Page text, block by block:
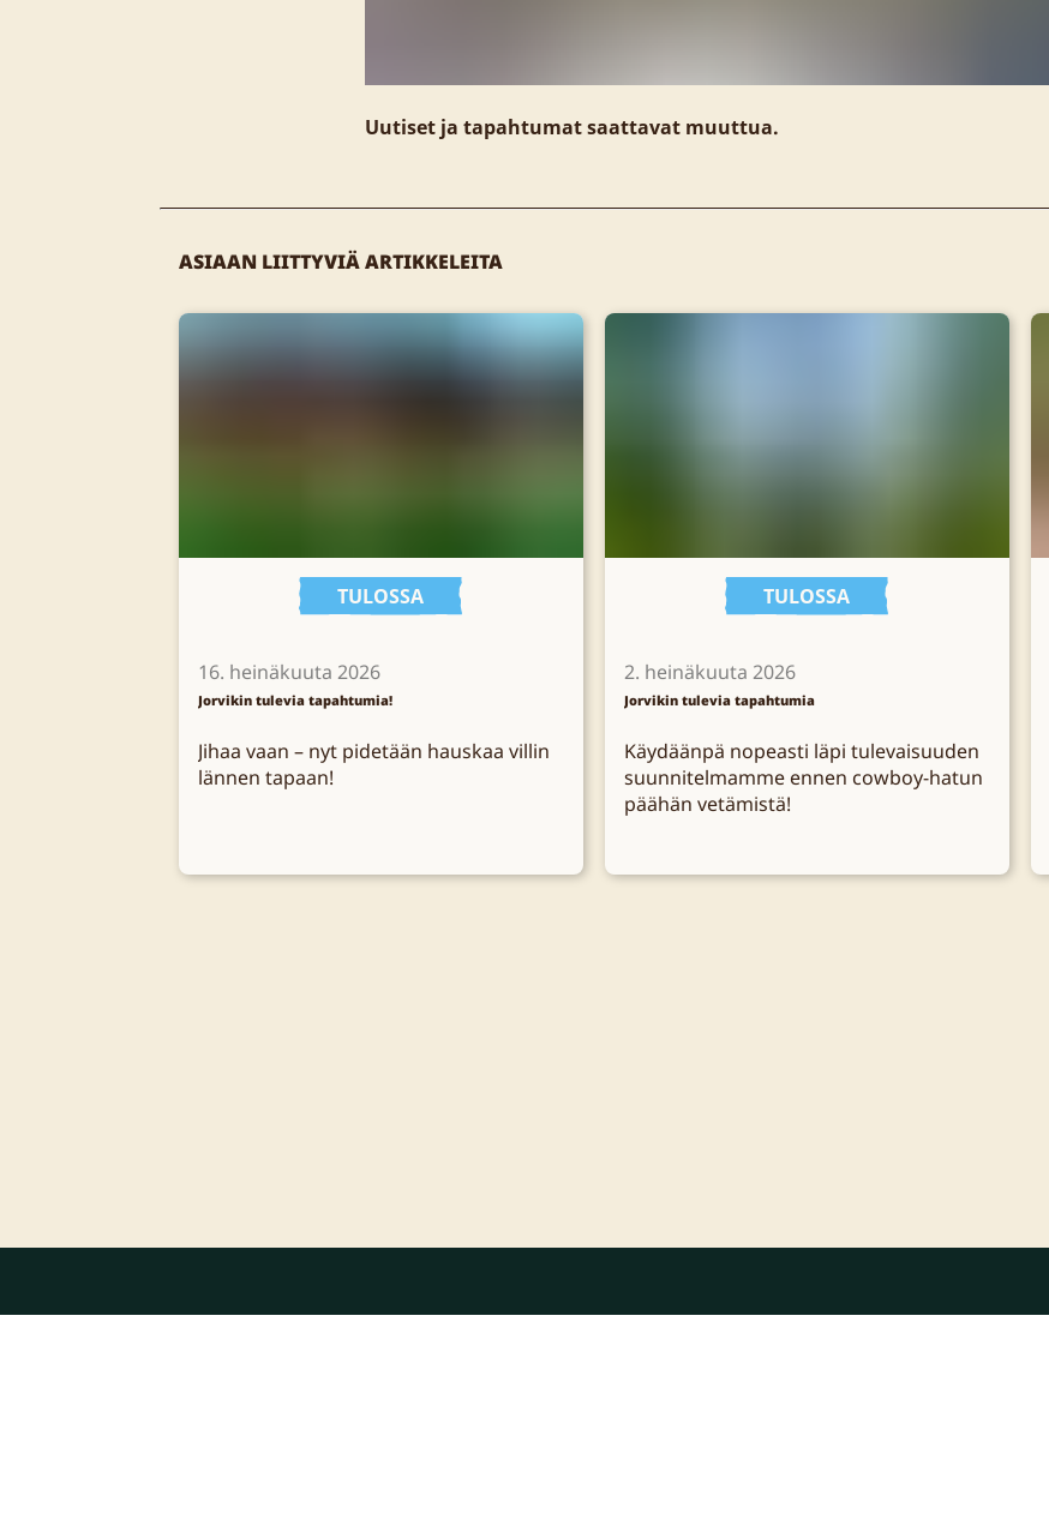
Uutiset ja tapahtumat saattavat muuttua.
ASIAAN LIITTYVIÄ ARTIKKELEITA
TULOSSA
16. heinäkuuta 2026
Jorvikin tulevia tapahtumia!
Jihaa vaan – nyt pidetään hauskaa villin
lännen tapaan!
TULOSSA
2. heinäkuuta 2026
Jorvikin tulevia tapahtumia
Käydäänpä nopeasti läpi tulevaisuuden
suunnitelmamme ennen cowboy-hatun
päähän vetämistä!